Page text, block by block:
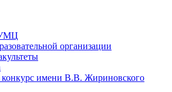
организации
конкурс имени В.В. Жириновского